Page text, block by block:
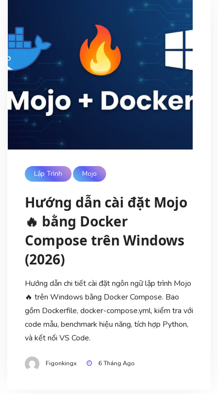
Lập Trình Mojo
Hướng dẫn cài đặt Mojo
🔥 bằng Docker
Compose trên Windows
(2026)
Hướng dẫn chi tiết cài đặt ngôn ngữ lập trình Mojo
🔥 trên Windows bằng Docker Compose. Bao
gồm Dockerfile, docker-compose.yml, kiểm tra với
code mẫu, benchmark hiệu năng, tích hợp Python,
và kết nối VS Code.
Figonkingx 6 Tháng Ago